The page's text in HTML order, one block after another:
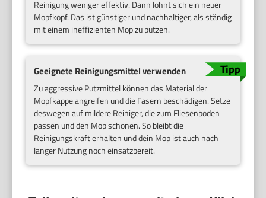
Reinigung weniger effektiv. Dann lohnt sich ein neuer
Mopfkopf. Das ist günstiger und nachhaltiger, als ständig
mit einem ineffizienten Mop zu putzen.
Geeignete Reinigungsmittel verwenden
Zu aggressive Putzmittel können das Material der
Mopfkappe angreifen und die Fasern beschädigen. Setze
deswegen auf mildere Reiniger, die zum Fliesenboden
passen und den Mop schonen. So bleibt die
Reinigungskraft erhalten und dein Mop ist auch nach
langer Nutzung noch einsatzbereit.